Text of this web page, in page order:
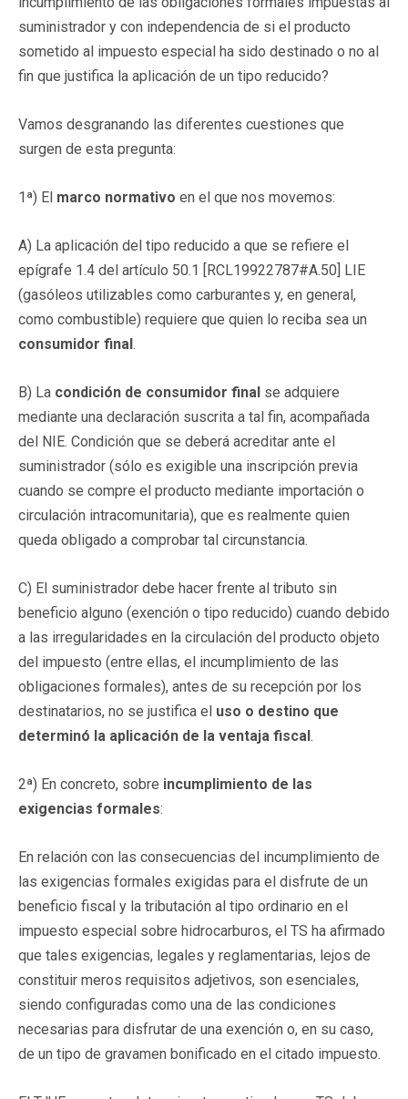
suministrador y con independencia de si el producto
sometido al impuesto especial ha sido destinado o no al
fin que justifica la aplicación de un tipo reducido?
Vamos desgranando las diferentes cuestiones que
surgen de esta pregunta:
1ª) El marco normativo en el que nos movemos:
A) La aplicación del tipo reducido a que se refiere el
epígrafe 1.4 del artículo 50.1 [RCL19922787#A.50] LIE
(gasóleos utilizables como carburantes y, en general,
como combustible) requiere que quien lo reciba sea un
consumidor final.
B) La condición de consumidor final se adquiere
mediante una declaración suscrita a tal fin, acompañada
del NIE. Condición que se deberá acreditar ante el
suministrador (sólo es exigible una inscripción previa
cuando se compre el producto mediante importación o
circulación intracomunitaria), que es realmente quien
queda obligado a comprobar tal circunstancia.
C) El suministrador debe hacer frente al tributo sin
beneficio alguno (exención o tipo reducido) cuando debido
a las irregularidades en la circulación del producto objeto
del impuesto (entre ellas, el incumplimiento de las
obligaciones formales), antes de su recepción por los
destinatarios, no se justifica el uso o destino que
determinó la aplicación de la ventaja fiscal.
2ª) En concreto, sobre incumplimiento de las
exigencias formales:
En relación con las consecuencias del incumplimiento de
las exigencias formales exigidas para el disfrute de un
beneficio fiscal y la tributación al tipo ordinario en el
impuesto especial sobre hidrocarburos, el TS ha afirmado
que tales exigencias, legales y reglamentarias, lejos de
constituir meros requisitos adjetivos, son esenciales,
siendo configuradas como una de las condiciones
necesarias para disfrutar de una exención o, en su caso,
de un tipo de gravamen bonificado en el citado impuesto.